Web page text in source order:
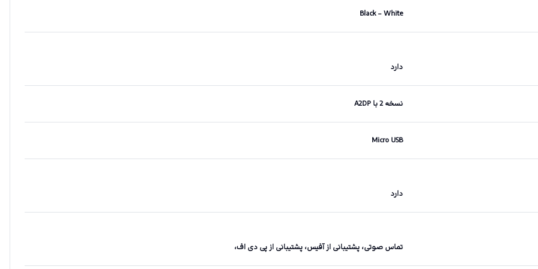
Black – White
دارد
نسخه 2 با A2DP
Micro USB
دارد
تماس صوتی، پشتیبانی از آفیس، پشتیبانی از پی دی اف،